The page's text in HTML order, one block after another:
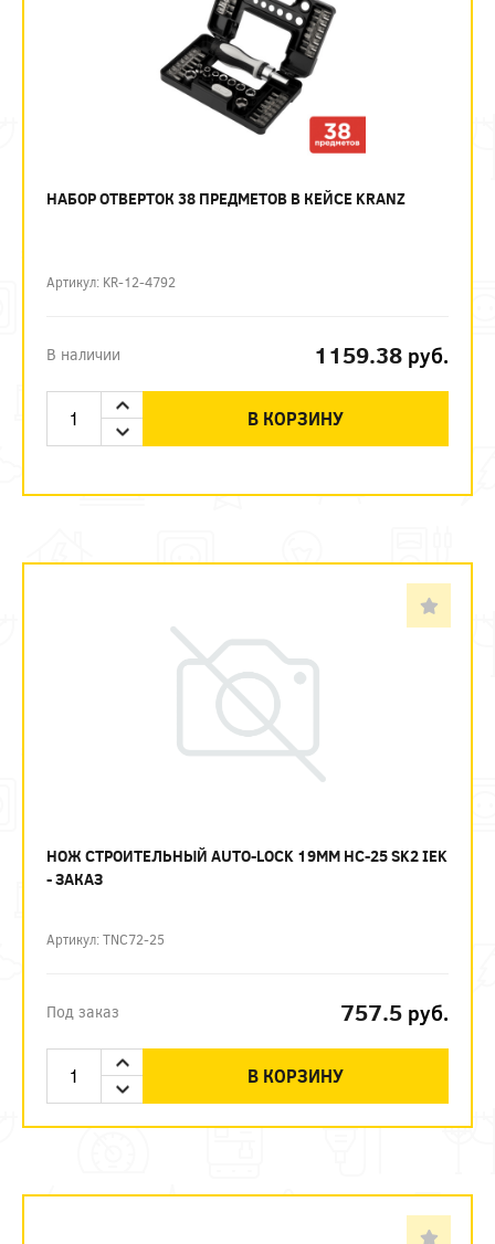
НАБОР ОТВЕРТОК 38 ПРЕДМЕТОВ В КЕЙСЕ KRANZ
Артикул: KR-12-4792
В наличии 1159.38 руб.
В КОРЗИНУ
НОЖ СТРОИТЕЛЬНЫЙ AUTO-LOCK 19ММ НС-25 SK2 IEK
- ЗАКАЗ
Артикул: TNC72-25
Под заказ 757.5 руб.
В КОРЗИНУ